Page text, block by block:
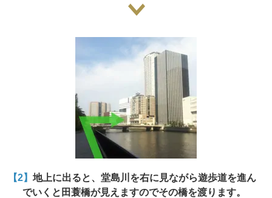
【2】地上に出ると、堂島川を右に見ながら遊歩道を進ん
でいくと田蓑橋が見えますのでその橋を渡ります。